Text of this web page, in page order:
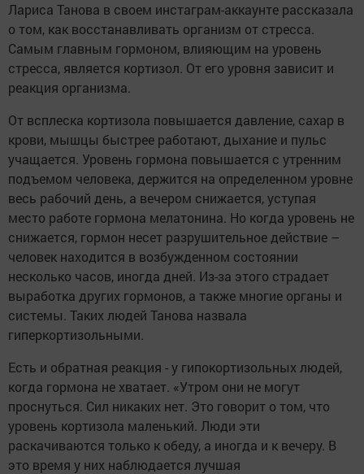
Лариса Танова в своем инстаграм-аккаунте рассказала
о том, как восстанавливать организм от стресса.
Самым главным гормоном, влияющим на уровень
стресса, является кортизол. От его уровня зависит и
реакция организма.
От всплеска кортизола повышается давление, сахар в
крови, мышцы быстрее работают, дыхание и пульс
учащается. Уровень гормона повышается с утренним
подъемом человека, держится на определенном уровне
весь рабочий день, а вечером снижается, уступая
место работе гормона мелатонина. Но когда уровень не
снижается, гормон несет разрушительное действие –
человек находится в возбужденном состоянии
несколько часов, иногда дней. Из-за этого страдает
выработка других гормонов, а также многие органы и
системы. Таких людей Танова назвала
гиперкортизольными.
Есть и обратная реакция - у гипокортизольных людей,
когда гормона не хватает. «Утром они не могут
проснуться. Сил никаких нет. Это говорит о том, что
уровень кортизола маленький. Люди эти
раскачиваются только к обеду, а иногда и к вечеру. В
это время у них наблюдается лучшая